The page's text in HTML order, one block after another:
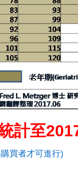
計至
買者才可進行)